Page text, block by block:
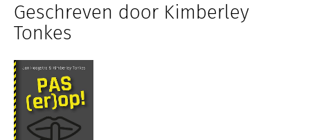
Geschreven door Kimberley
Tonkes